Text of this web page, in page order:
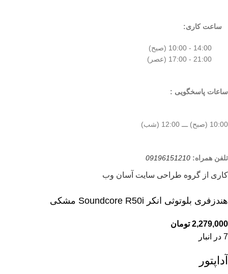
ساعت کاری:
ساعات پاسخگویی :
10:00 (صبح) ـــ 12:00 (شب)
تلفن همراه: 09196151210
کاری از گروه طراحی سایت آسان وب
هندزفری بلوتوثی انکر Soundcore R50i مشکی
2,279,000 تومان
7 در انبار
آداپتور